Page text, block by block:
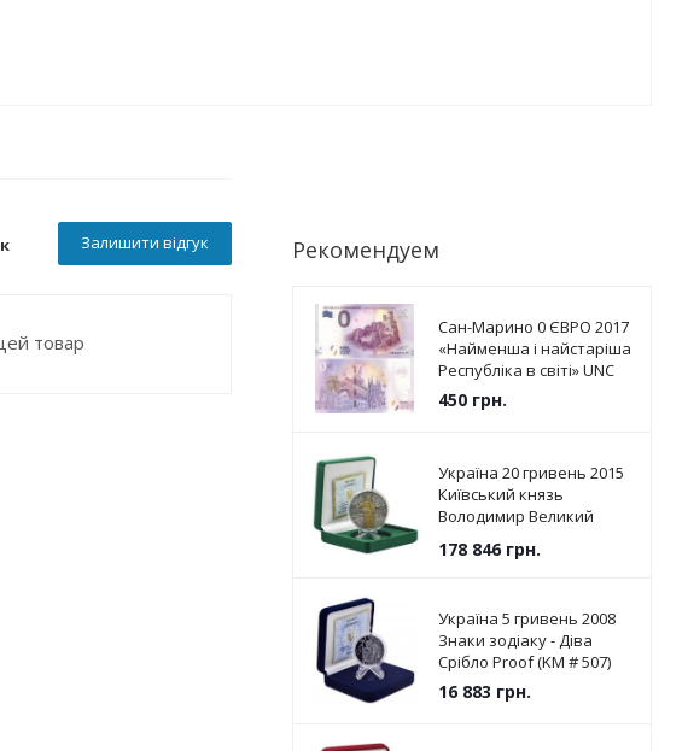
Залишити відгук
товар
Рекомендуем
Сан-Марино 0 ЄВРО 2017
«Найменша і найстаріша
Республіка в світі» UNC
450грн.
Україна 20 гривень 2015
Київський князь
Володимир Великий
178 846грн.
Україна 5 гривень 2008
Знаки зодіаку - Діва
Срібло Proof (KM # 507)
16 883 грн.